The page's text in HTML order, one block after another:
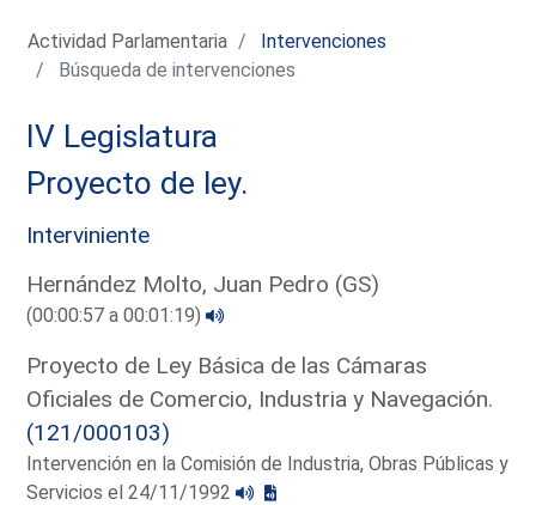
Actividad Parlamentaria
Intervenciones
Búsqueda de intervenciones
IV Legislatura
Proyecto de ley.
Interviniente
Hernández Molto, Juan Pedro (GS)
(00:00:57 a 00:01:19)
Proyecto de Ley Básica de las Cámaras
Oficiales de Comercio, Industria y Navegación.
(121/000103)
Intervención en la Comisión de Industria, Obras Públicas y
Servicios el 24/11/1992